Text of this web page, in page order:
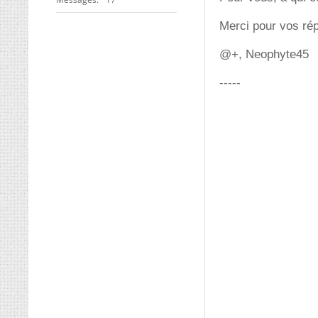
Merci pour vos
@+, Neophyte45
-----